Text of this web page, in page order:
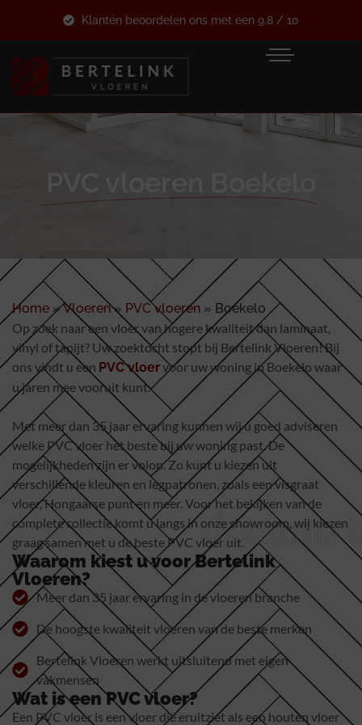
Klanten beoordelen ons met een 9.8 / 10
PVC vloeren Boekelo
Home »Vloeren» PVC vloeren » Boekelo
Op zoek naar een vloer van hogere kwaliteit dan laminaat,
vinyl of tapijt? Uw zoektocht stopt bij Bertelink Vloeren! Bij
ons vindt u een PVC vloervoor uw woning in Boekelo waar
u jaren mee vooruit kunt.
Met meer dan 35 jaar ervaring kunnen wij u goed adviseren
welke PVC vloer het beste bij uw woning past. De
mogelijkheden zijn er volop. Zo kunt u kiezen uit
verschillende kleuren en legpatronen, zoals een visgraat
vloer, Hongaarse punt en meer. Voor het bekijken van de
complete collectie komt u langs in onze showroom, wij kiezen
graag samen met u de beste PVC vloer uit.
Waarom kiest u voor Bertelink
Vloeren?
Meer dan 35 jaar ervaring in de vloeren branche
De hoogste kwaliteit vloeren van de beste merken
Bertelink Vloeren werkt uitsluitend met eigen
vakmensen
Wat is een PVC vloer?
Een PVC vloer is een vloer die eruitziet als een houten vloer